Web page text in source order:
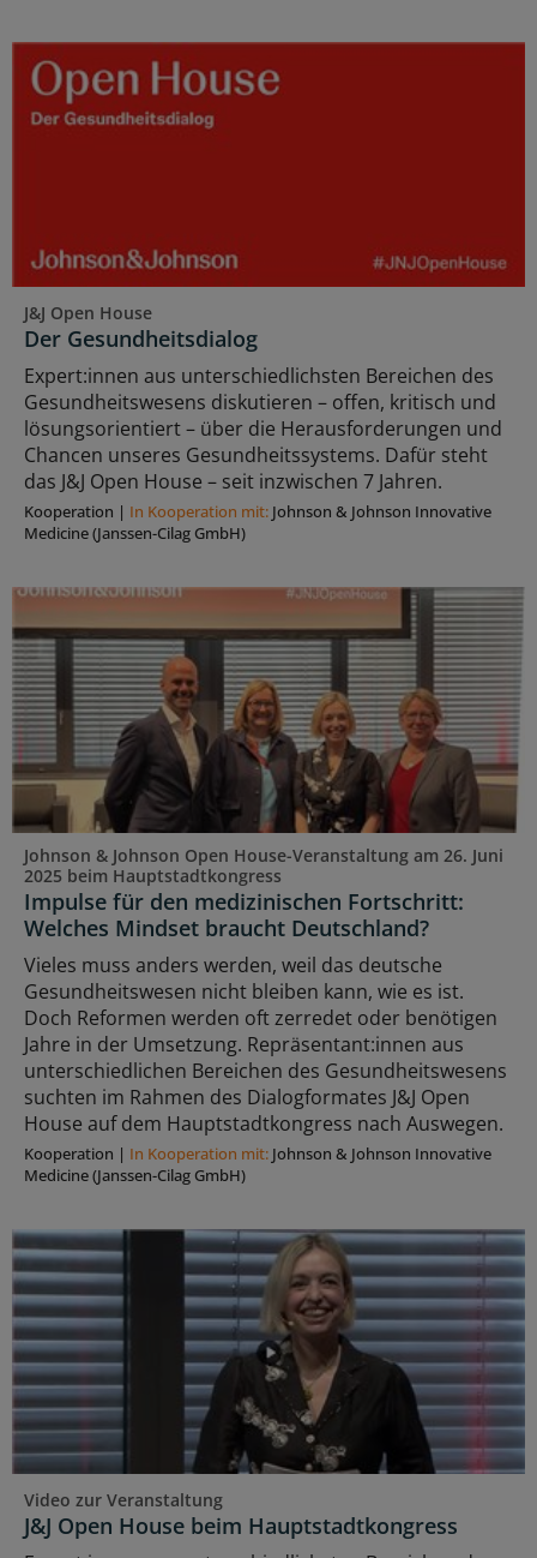
J&J Open House
Der Gesundheitsdialog
Expert:innen aus unterschiedlichsten Bereichen des
Gesundheitswesens diskutieren – offen, kritisch und
lösungsorientiert – über die Herausforderungen und
Chancen unseres Gesundheitssystems. Dafür steht
das J&J Open House – seit inzwischen 7 Jahren.
Kooperation | In Kooperation mit: Johnson & Johnson Innovative
Medicine (Janssen-Cilag GmbH)
Johnson & Johnson Open House-Veranstaltung am 26. Juni
2025 beim Hauptstadtkongress
Impulse für den medizinischen Fortschritt:
Welches Mindset braucht Deutschland?
Vieles muss anders werden, weil das deutsche
Gesundheitswesen nicht bleiben kann, wie es ist.
Doch Reformen werden oft zerredet oder benötigen
Jahre in der Umsetzung. Repräsentant:innen aus
unterschiedlichen Bereichen des Gesundheitswesens
suchten im Rahmen des Dialogformates J&J Open
House auf dem Hauptstadtkongress nach Auswegen.
Kooperation | In Kooperation mit: Johnson & Johnson Innovative
Medicine (Janssen-Cilag GmbH)
Video zur Veranstaltung
J&J Open House beim Hauptstadtkongress